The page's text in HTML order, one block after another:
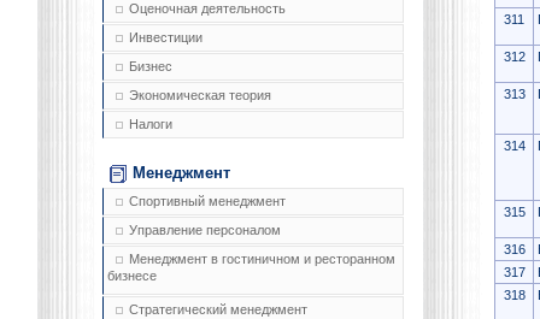
Оценочная деятельность
Инвестиции
Бизнес
Экономическая теория
Налоги
Менеджмент
Спортивный менеджмент
Управление персоналом
Менеджмент в гостиничном и ресторанном
бизнесе
Стратегический менеджмент
311
312
313
314
315
316
317
318